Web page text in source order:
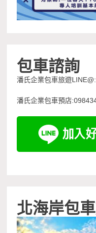
包車諮詢
潘氏企業包車旅遊
潘氏企業包車預店
北海岸包